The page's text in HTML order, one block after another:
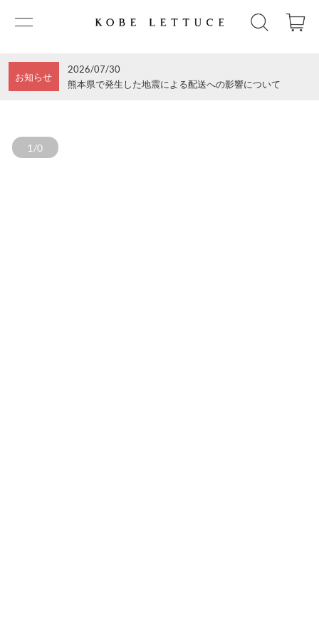
お知らせ
2026/07/30
熊本県で発生した地震による配送への影響について
1/0